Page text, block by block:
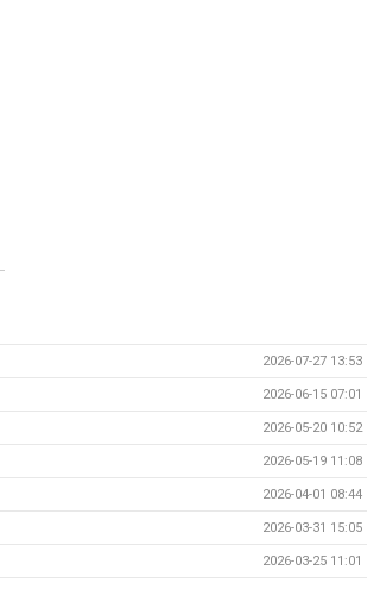
2026-07-27 13:53
2026-06-15 07:01
2026-05-20 10:52
2026-05-19 11:08
2026-04-01 08:44
2026-03-31 15:05
2026-03-25 11:01